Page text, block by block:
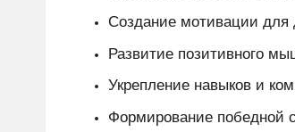
Создание мотивации для
Развитие позитивного
Укрепление навыков и
Формирование победной